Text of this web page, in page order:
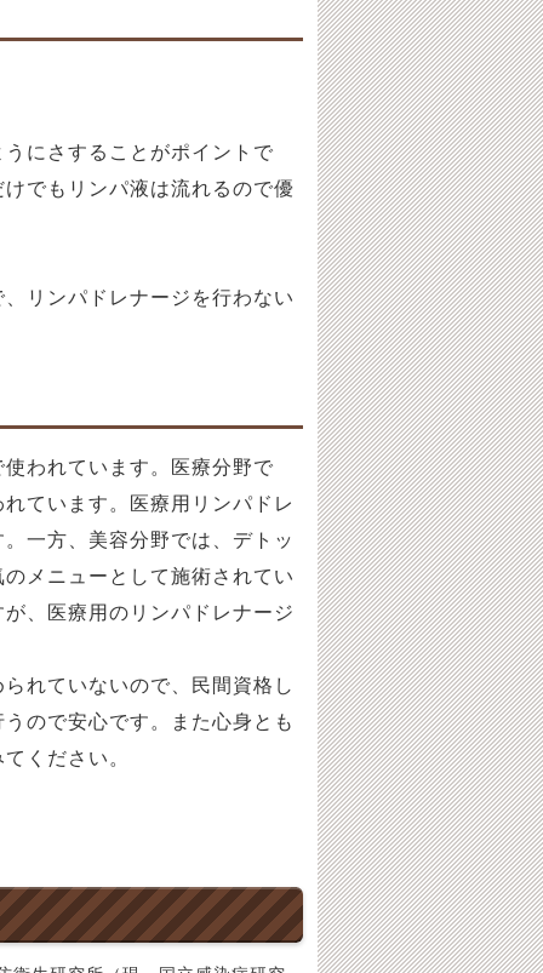
にさすることがポイントで
でもリンパ液は流れるので優
リンパドレナージを行わない
われています。医療分野で
ています。医療用リンパドレ
一方、美容分野では、デトッ
メニューとして施術されてい
、医療用のリンパドレナージ
れていないので、民間資格し
ので安心です。また心身とも
ください。